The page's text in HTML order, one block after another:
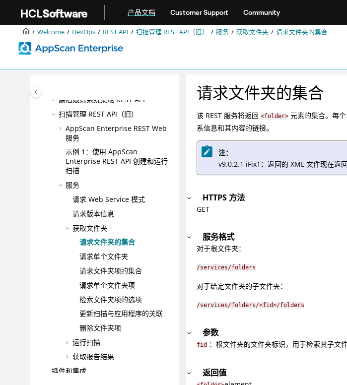
产品文档 Customer Support Community
Welcome DevOps REST API 扫描管理 REST API（旧） 服务 获取文件夹 请求文件夹的集合
正在安装
升级和迁移
集成
REST API
缺陷跟踪系统集成 REST API
扫描管理 REST API（旧）
AppScan Enterprise REST Web
服务
示例 1：使用 AppScan
Enterprise REST API 创建和运行
扫描
服务
请求 Web Service 模式
请求版本信息
获取文件夹
请求文件夹的集合
请求单个文件夹
请求文件夹项的集合
请求单个文件夹项
检索文件夹项的选项
更新扫描与应用程序的关联
删除文件夹项
运行扫描
获取报告结果
插件和集成
请求文件夹的集合
该 REST 服务将返回<folder> 元素的集合。每
系信息和其内容的链接。
注：
v9.0.2.1 iFix1：返回的 XML 文件现在返回
HTTPS 方法
GET
服务格式
对于根文件夹：
/services/folders
对于给定文件夹的子文件夹：
/services/folders/<fid>/folders
参数
fid ：根文件夹的文件夹标识，用于检索其子文
返回值